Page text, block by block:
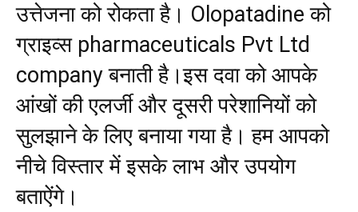
उत्तेजना को रोकता है। Olopatadine को
ग्राइव्स pharmaceuticals Pvt Ltd
company बनाती है।इस दवा को आपके
आंखों की एलर्जी और दूसरी परेशानियों को
सुलझाने के लिए बनाया गया है। हम आपको
नीचे विस्तार में इसके लाभ और उपयोग
बताऐंगे।